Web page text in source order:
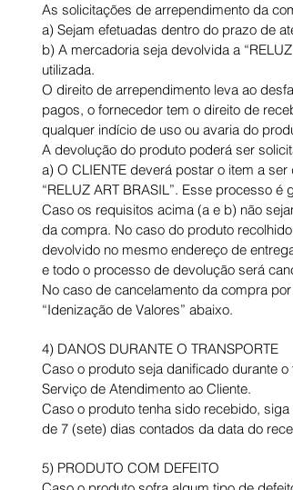
As solicitações de arrependimento da
a) Sejam efetuadas dentro do prazo de
b) A mercadoria seja devolvida a
utilizada.
O direito de arrependimento leva ao
pagos, o fornecedor tem o direito de
qualquer indício de uso ou avaria do
A devolução do produto poderá ser
a) O CLIENTE deverá postar o item a
“RELUZ ART BRASIL”. Esse processo é
Caso os requisitos acima (a e b) não
da compra. No caso do produto
devolvido no mesmo endereço de
e todo o processo de devolução será
No caso de cancelamento da compra
“Idenização de Valores” abaixo.
4) DANOS DURANTE O TRANSPORTE
Caso o produto seja danificado durante
Serviço de Atendimento ao Cliente.
Caso o produto tenha sido recebido,
de 7 (sete) dias contados da data do
5) PRODUTO COM DEFEITO